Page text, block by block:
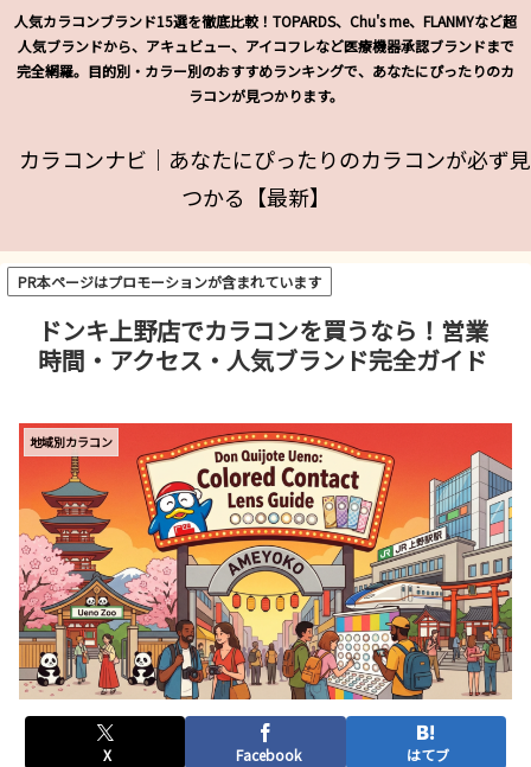
人気カラコンブランド15選を徹底比較！TOPARDS、Chu's me、FLANMYなど超
人気ブランドから、アキュビュー、アイコフレなど医療機器承認ブランドまで
完全網羅。目的別・カラー別のおすすめランキングで、あなたにぴったりのカ
ラコンが見つかります。
カラコンナビ｜あなたにぴったりのカラコンが必ず見
つかる【最新】
PR本ページはプロモーションが含まれています
ドンキ上野店でカラコンを買うなら！営業
時間・アクセス・人気ブランド完全ガイド
地域別カラコン
X Facebook はてブ